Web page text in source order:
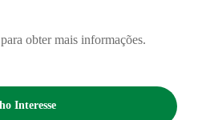
obter mais informações.
Interesse